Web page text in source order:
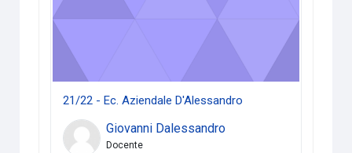
21/22 - Ec. Aziendale D'Alessandro
Giovanni Dalessandro
Docente